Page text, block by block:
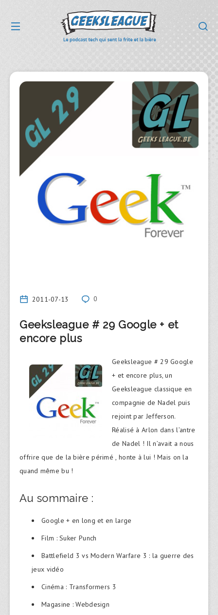
2011-07-13 0
Geeksleague # 29 Google + et
encore plus
Geeksleague # 29 Google
+ et encore plus, un
Geeksleague classique en
compagnie de Nadel puis
rejoint par Jefferson.
Réalisé à Arlon dans l’antre
de Nadel ! Il n’avait a nous
offrire que de la bière périmé , honte à lui ! Mais on la
quand même bu !
Au sommaire :
Google + en long et en large
Film : Suker Punch
Battlefield 3 vs Modern Warfare 3 : la guerre des
jeux vidéo
Cinéma : Transformers 3
Magasine : Webdesign